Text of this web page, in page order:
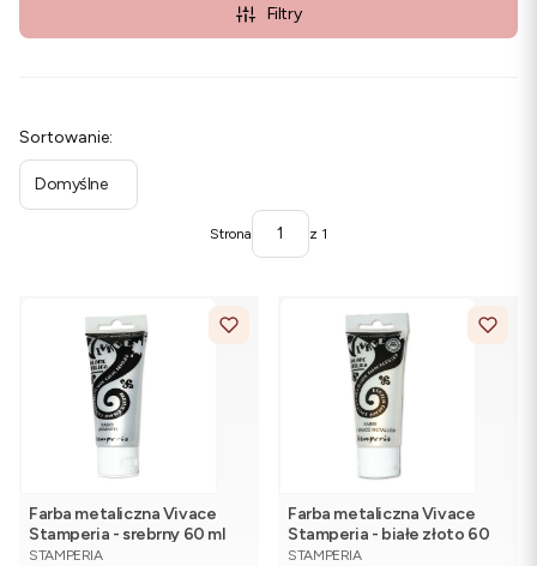
Filtry
Lista produktów
Sortowanie:
Domyślne
Strona z 1
Farba metaliczna Vivace
Stamperia - srebrny 60 ml
PRODUCENT
STAMPERIA
Farba metaliczna Vivace
Stamperia - białe złoto 60
ml
PRODUCENT
STAMPERIA